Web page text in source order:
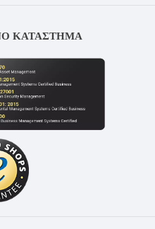
ΚΑΤΑΣΤΗΜΑ